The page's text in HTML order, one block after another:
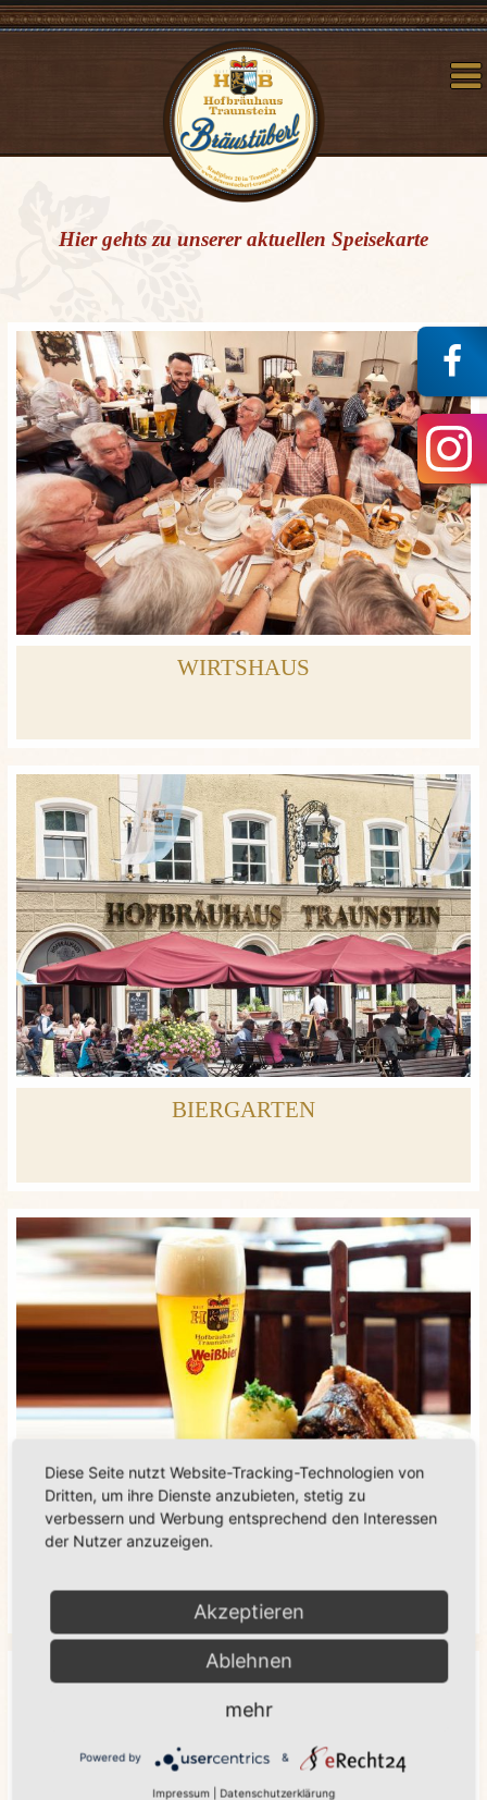
Hier gehts zu unserer aktuellen Speisekarte
WIRTSHAUS
BIERGARTEN
SPEISEKARTE & BIER
Diese Seite nutzt Website-Tracking-Technologien von
Dritten, um ihre Dienste anzubieten, stetig zu
verbessern und Werbung entsprechend den Interessen
der Nutzer anzuzeigen.
Akzeptieren
Ablehnen
mehr
Powered by &
Impressum Datenschutzerklärung